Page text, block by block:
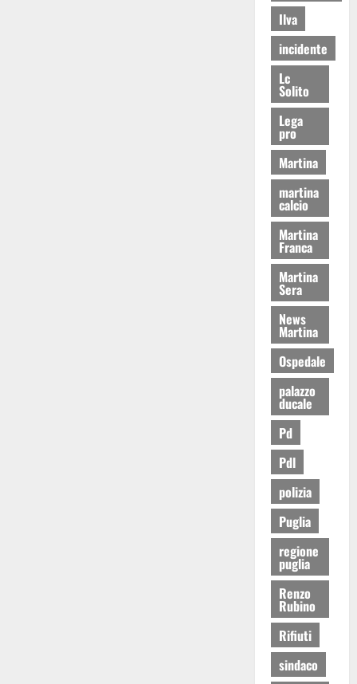
Ilva
incidente
Lc
Solito
Lega
pro
Martina
martina
calcio
Martina
Franca
Martina
Sera
News
Martina
Ospedale
palazzo
ducale
Pd
Pdl
polizia
Puglia
regione
puglia
Renzo
Rubino
Rifiuti
sindaco